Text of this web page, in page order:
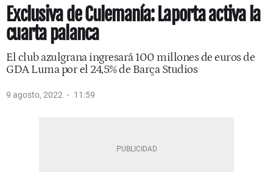
Exclusiva de Culemanía: Laporta activa la
cuarta palanca
El club azulgrana ingresará 100 millones de euros de
GDA Luma por el 24,5% de Barça Studios
9 agosto, 2022 11:59